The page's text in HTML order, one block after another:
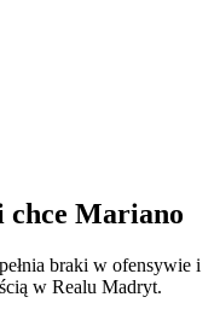
chce Mariano
braki w ofensywie i
w Realu Madryt.